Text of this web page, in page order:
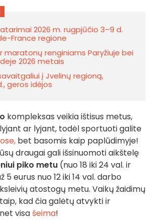
2026 m. rugpjūčio 3–9 d.
France regione
maratonų renginiams Paryžiuje bei
2026 metais
į Jvelinų regioną,
geros idėjos
kompleksas veikia ištisus metus,
ar lyjant, todėl sportuoti galite
bet basomis kaip paplūdimyje!
draugai gali išsinuomoti aikštelę
piko metu (nuo 18 iki 24 val. ir
5 eurus nuo 12 iki 14 val. darbo
atostogų metu. Vaikų žaidimų
kad čia galėtų atvykti ir
visa šeima!